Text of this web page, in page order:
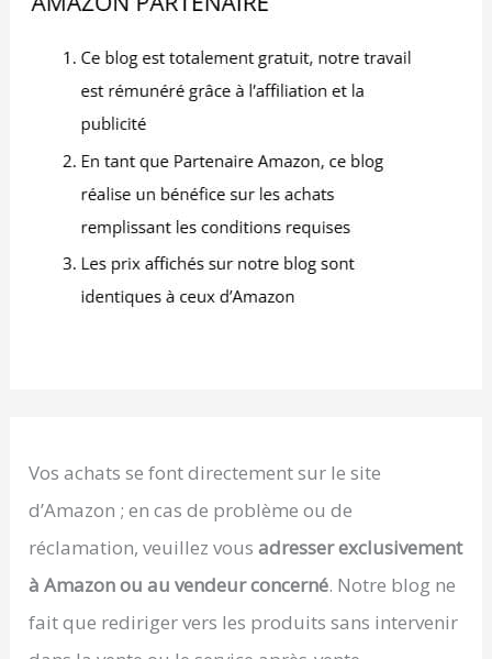
Vos achats se font directement sur le site
d’Amazon ; en cas de problème ou de
réclamation, veuillez vousadresser exclusivement
à Amazon ou au vendeur concerné. Notre blog ne
fait que rediriger vers les produits sans intervenir